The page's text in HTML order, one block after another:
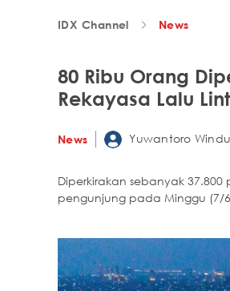
IDX Channel News
80 Ribu Orang
Rekayasa Lalu
News Yuwantoro
Diperkirakan sebanyak
pengunjung pada Minggu (7/